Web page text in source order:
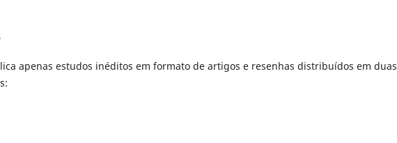
apenas estudos inéditos em formato de artigos e resenhas distribuídos em duas